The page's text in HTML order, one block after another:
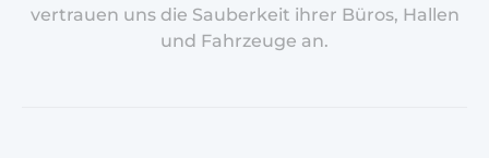
vertrauen uns die Sauberkeit ihrer Büros, Hallen
und Fahrzeuge an.